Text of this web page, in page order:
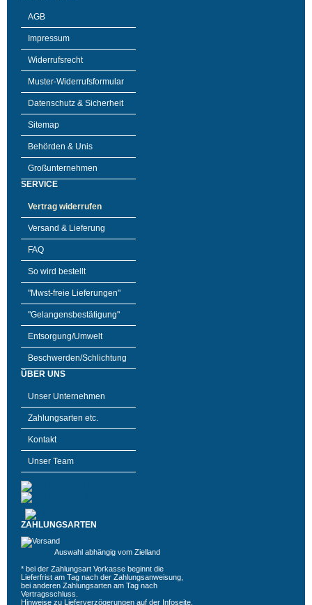
AGB
Impressum
Widerrufsrecht
Muster-Widerrufsformular
Datenschutz & Sicherheit
Sitemap
Behörden & Unis
Großunternehmen
SERVICE
Vertrag widerrufen
Versand & Lieferung
FAQ
So wird bestellt
"Mwst-freie Lieferungen"
"Gelangensbestätigung"
Entsorgung/Umwelt
Beschwerden/Schlichtung
ÜBER UNS
Unser Unternehmen
Zahlungsarten etc.
Kontakt
Unser Team
ZAHLUNGSARTEN
Auswahl abhängig vom Zielland
* bei der Zahlungsart Vorkasse beginnt die
Lieferfrist am Tag nach der Zahlungsanweisung,
bei anderen Zahlungsarten am Tag nach
Vertragsschluss.
Hinweise zu Lieferverzögerungen auf der Infoseite